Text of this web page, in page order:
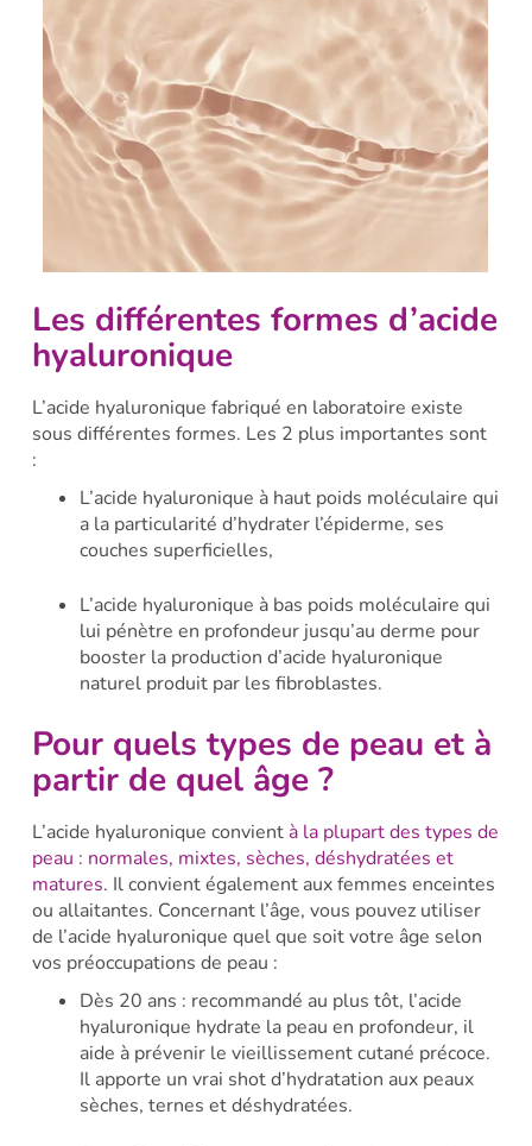
Les différentes formes d’acide
hyaluronique
L’acide hyaluronique fabriqué en laboratoire existe
sous différentes formes. Les 2 plus importantes sont
:
L’acide hyaluronique à haut poids moléculaire qui
a la particularité d’hydrater l’épiderme, ses
couches superficielles,
L’acide hyaluronique à bas poids moléculaire qui
lui pénètre en profondeur jusqu’au derme pour
booster la production d’acide hyaluronique
naturel produit par les fibroblastes.
Pour quels types de peau et à
partir de quel âge ?
L’acide hyaluronique convient à la plupart des types de
peau : normales, mixtes, sèches, déshydratées et
matures. Il convient également aux femmes enceintes
ou allaitantes. Concernant l’âge, vous pouvez utiliser
de l’acide hyaluronique quel que soit votre âge selon
vos préoccupations de peau :
Dès 20 ans : recommandé au plus tôt, l’acide
hyaluronique hydrate la peau en profondeur, il
aide à prévenir le vieillissement cutané précoce.
Il apporte un vrai shot d’hydratation aux peaux
sèches, ternes et déshydratées.